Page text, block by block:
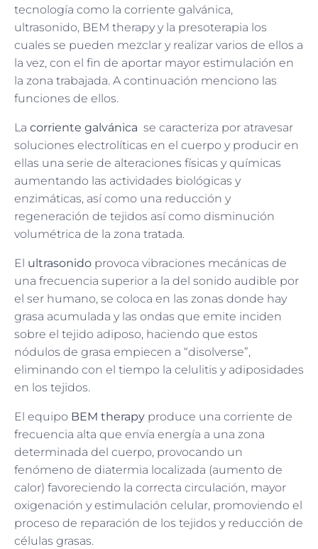
tecnología como la corriente galvánica,
ultrasonido, BEM therapy y la presoterapia los
cuales se pueden mezclar y realizar varios de ellos a
la vez, con el fin de aportar mayor estimulación en
la zona trabajada. A continuación menciono las
funciones de ellos.
La corriente galvánica se caracteriza por atravesar
soluciones electrolíticas en el cuerpo y producir en
ellas una serie de alteraciones físicas y químicas
aumentando las actividades biológicas y
enzimáticas, así como una reducción y
regeneración de tejidos así como disminución
volumétrica de la zona tratada.
El ultrasonido provoca vibraciones mecánicas de
una frecuencia superior a la del sonido audible por
el ser humano, se coloca en las zonas donde hay
grasa acumulada y las ondas que emite inciden
sobre el tejido adiposo, haciendo que estos
nódulos de grasa empiecen a “disolverse”,
eliminando con el tiempo la celulitis y adiposidades
en los tejidos.
El equipo BEM therapy produce una corriente de
frecuencia alta que envía energía a una zona
determinada del cuerpo, provocando un
fenómeno de diatermia localizada (aumento de
calor) favoreciendo la correcta circulación, mayor
oxigenación y estimulación celular, promoviendo el
proceso de reparación de los tejidos y reducción de
células grasas.